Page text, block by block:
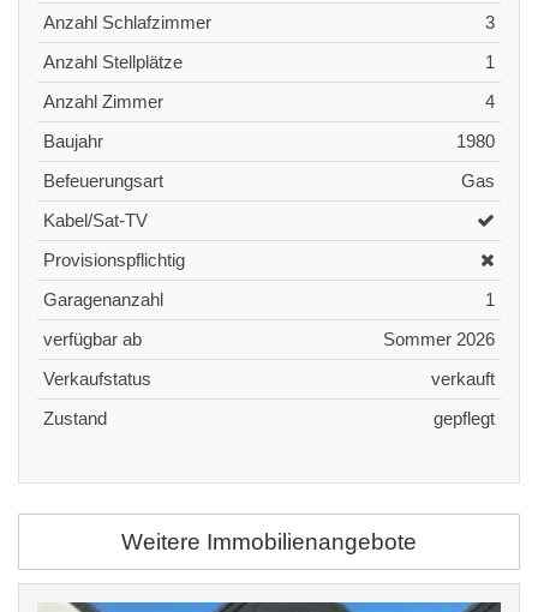
Anzahl Schlafzimmer
3
Anzahl Stellplätze
1
Anzahl Zimmer
4
Baujahr
1980
Befeuerungsart
Gas
Kabel/Sat-TV
Provisionspflichtig
Garagenanzahl
1
verfügbar ab
Sommer 2026
Verkaufstatus
verkauft
Zustand
gepflegt
Weitere Immobilienangebote